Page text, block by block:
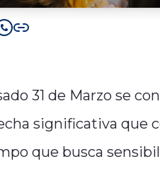
31 de Marzo se
significativa que
que busca